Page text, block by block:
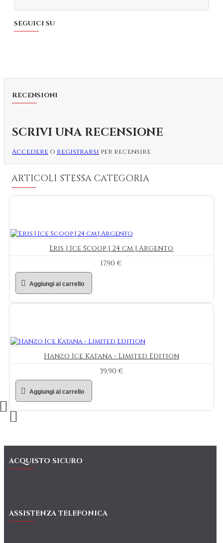
SEGUICI SU
RECENSIONI
SCRIVI UNA RECENSIONE
Accedere o registrarsi per recensire
ARTICOLI STESSA CATEGORIA
Eris | Ice Scoop | 24 cm | Argento
17,90 €
Aggiungi al carrello
Hanzo Ice Katana - Limited Edition
39,90 €
Aggiungi al carrello
ACQUISTO SICURO
ASSISTENZA TELEFONICA